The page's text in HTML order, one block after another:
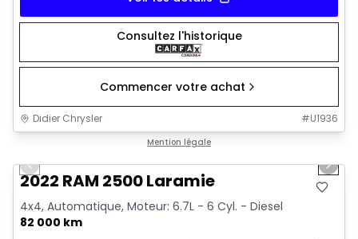
Consultez l'historique
Commencer votre achat
Didier Chrysler #U1936
Mention légale
Previous slide Next
2022 RAM 2500 Laramie
4x4, Automatique, Moteur: 6.7L - 6 Cyl. - Diesel
82 000 km